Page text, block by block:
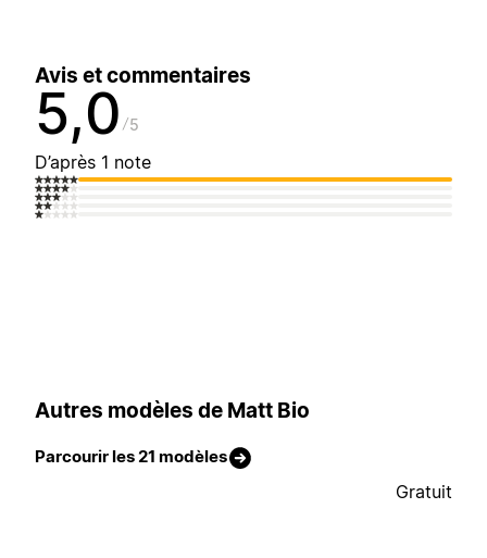
Avis et commentaires
5,0 5
D’après 1 note
Autres modèles de Matt Bio
Parcourir les 21 modèles
Gratuit